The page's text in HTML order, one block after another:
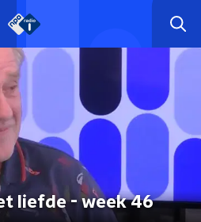
liefde - week 46